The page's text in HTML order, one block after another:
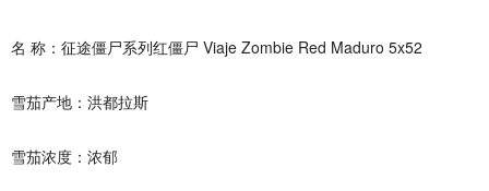
名 称：征途僵尸系列红僵尸 Viaje Zombie Red Maduro 5x52
雪茄产地：洪都拉斯
雪茄浓度：浓郁